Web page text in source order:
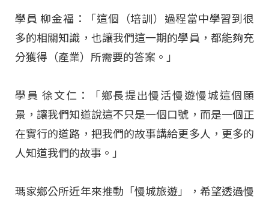
學員 柳金福：「這個（培訓）過程當中學習到很
多的相關知識，也讓我們這一期的學員，都能夠充
分獲得（產業）所需要的答案。」
學員 徐文仁：「鄉長提出慢活慢遊慢城這個願
景，讓我們知道說這不只是一個口號，而是一個正
在實行的道路，把我們的故事講給更多人，更多的
人知道我們的故事。」
瑪家鄉公所近年來推動「慢城旅遊」，希望透過慢